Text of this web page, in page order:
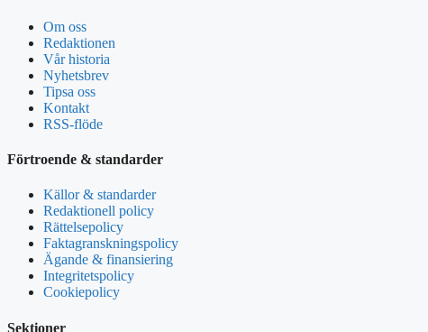
Om oss
Redaktionen
Vår historia
Nyhetsbrev
Tipsa oss
Kontakt
RSS-flöde
Förtroende & standarder
Källor & standarder
Redaktionell policy
Rättelsepolicy
Faktagranskningspolicy
Ägande & finansiering
Integritetspolicy
Cookiepolicy
Sektioner